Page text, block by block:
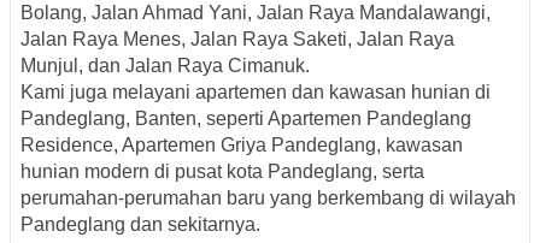
Bolang, Jalan Ahmad Yani, Jalan Raya Mandalawangi,
Jalan Raya Menes, Jalan Raya Saketi, Jalan Raya
Munjul, dan Jalan Raya Cimanuk.
Kami juga melayani apartemen dan kawasan hunian di
Pandeglang, Banten, seperti Apartemen Pandeglang
Residence, Apartemen Griya Pandeglang, kawasan
hunian modern di pusat kota Pandeglang, serta
perumahan-perumahan baru yang berkembang di wilayah
Pandeglang dan sekitarnya.